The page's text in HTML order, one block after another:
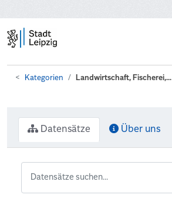
Kategorien Landwirtschaft, Fischerei,...
Datensätze Über uns